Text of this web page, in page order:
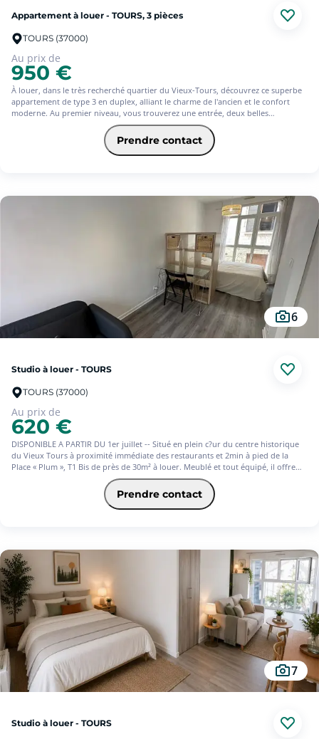
Appartement à louer - TOURS, 3 pièces
TOURS (37000)
Au prix de
950 €
À louer, dans le très recherché quartier du Vieux-Tours, découvrez ce superbe
appartement de type 3 en duplex, alliant le charme de l'ancien et le confort
moderne. Au premier niveau, vous trouverez une entrée, deux belles
chambres, une salle de bains, une salle d'eau ainsi que des WC indépendants. À
l'étage, une agréable pièce de vie baignée de lumière vous séduira par ses
volumes et son ambiance chaleureuse. Elle est ouverte sur une cuisine
aménagée et entièrement équipée, idéale pour partager des moments
restaurants, transports et de toutes les commodités, cet appartement offre un
votre loyer à partir de 975.25? (offre ponctuelle 3 mois d'assurance offerts)* *
Service facultatif - Conditions en vigueur au 01/07/2026
Prendre contact
6
Studio à louer - TOURS
TOURS (37000)
Au prix de
620 €
DISPONIBLE A PARTIR DU 1er juillet -- Situé en plein c?ur du centre historique
du Vieux Tours à proximité immédiate des restaurants et 2min à pied de la
Place « Plum », T1 Bis de près de 30m² à louer. Meublé et tout équipé, il offre
une entrée, une pièce principale avec son coin cuisine, une salle de bains et des
WC séparés. La faculté des Tanneurs n'est qu'à 3min à pied, le CHU de
Bretonneau à 20 min à pied. La gare de Tours, elle, se trouve à 15 min en
tramway ou bus, arrêt de bus "Grand Marché" à 4min. Avec l'offre Jeune de
définitive de votre dossier par votre Caisse régionale EQUIPEMENTS
INDIVIDUELS : électricité, eau chaude (cumulus), taxe des ordures ménagères,
chauffage électrique. PROVISIONS SUR CHARGES : eau froide, entretien de
l'immeuble, minuterie, entretien VMC.
Prendre contact
7
Studio à louer - TOURS